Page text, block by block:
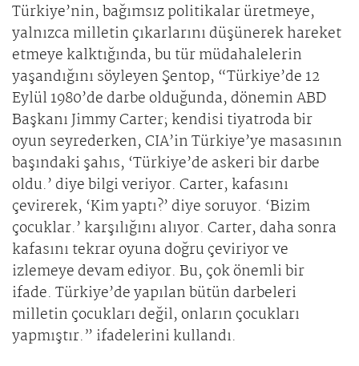
Türkiye’nin, bağımsız politikalar üretmeye,
yalnızca milletin çıkarlarını düşünerek hareket
etmeye kalktığında, bu tür müdahalelerin
yaşandığını söyleyen Şentop, “Türkiye’de 12
Eylül 1980’de darbe olduğunda, dönemin ABD
Başkanı Jimmy Carter; kendisi tiyatroda bir
oyun seyrederken, CIA’in Türkiye’ye masasının
başındaki şahıs, ‘Türkiye’de askeri bir darbe
oldu.’ diye bilgi veriyor. Carter, kafasını
çevirerek, ‘Kim yaptı?’ diye soruyor. ‘Bizim
çocuklar.’ karşılığını alıyor. Carter, daha sonra
kafasını tekrar oyuna doğru çeviriyor ve
izlemeye devam ediyor. Bu, çok önemli bir
ifade. Türkiye’de yapılan bütün darbeleri
milletin çocukları değil, onların çocukları
yapmıştır.” ifadelerini kullandı.